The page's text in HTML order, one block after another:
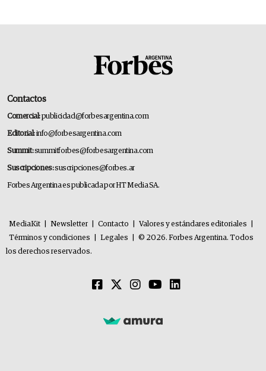
Contactos
Comercial:publicidad@forbesargentina.com
Editorial:info@forbesargentina.com
Summit:summitforbes@forbesargentina.com
Suscripciones:suscripciones@forbes.ar
Forbes Argentina es publicada por HT Media SA.
MediaKit Newsletter Contacto Valores y estándares editoriales
Términos y condiciones
Legales
© 2026. Forbes Argentina. Todos
los derechos reservados.